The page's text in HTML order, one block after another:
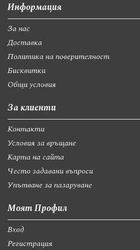
Информация
За нас
Доставка
Политика на поверителност
Бисквитки
Общи условия
За клиенти
Контакти
Условия за връщане
Карта на сайта
Често задавани въпроси
Упътване за пазаруване
Моят Профил
Вход
Регистрация